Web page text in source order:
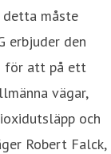
detta måste
erbjuder den
för att på ett
vägar,
och
Robert Falck,